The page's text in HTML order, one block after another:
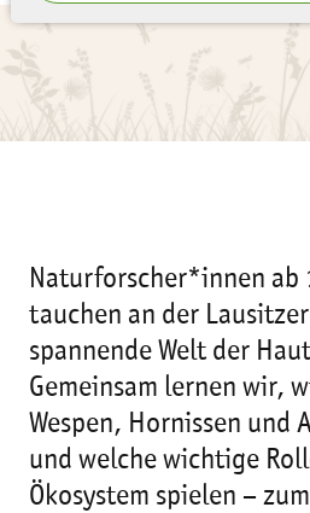
Naturforscher*innen ab
tauchen an der
spannende Welt der
Gemeinsam lernen wir,
Wespen, Hornissen und
und welche wichtige
Ökosystem spielen –